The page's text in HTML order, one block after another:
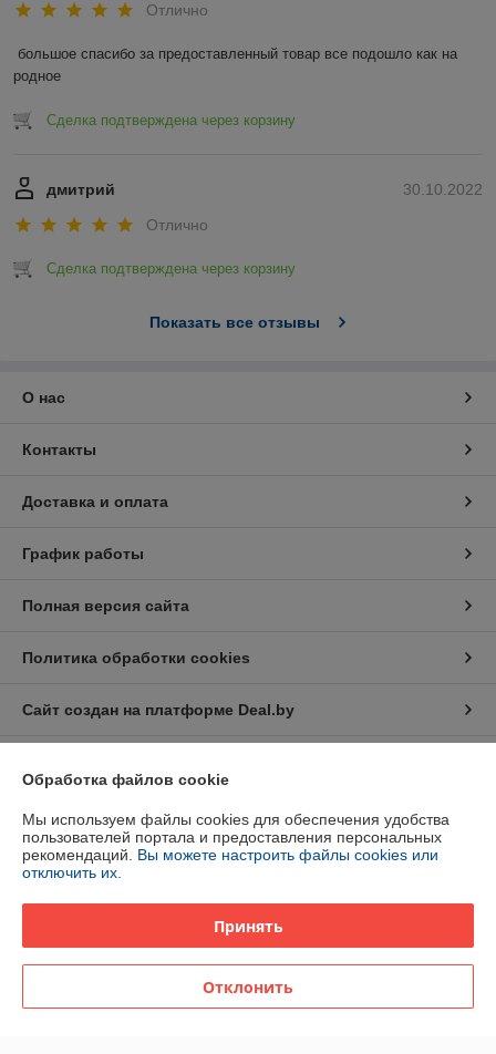
Отлично
большое спасибо за предоставленный товар все подошло как на
родное
Сделка подтверждена через корзину
30.10.2022
дмитрий
Отлично
Сделка подтверждена через корзину
Показать все отзывы
О нас
Контакты
Доставка и оплата
График работы
Полная версия сайта
Политика обработки cookies
Сайт создан на платформе Deal.by
Информация для покупателя
246015, г. Гомель, ул. Хуторянского, 35а
Регистрационный номер ЕГР: 400213102
Регистрационный орган: Гомельский облисполком
Обработка файлов cookie
Мы используем файлы cookies для обеспечения удобства
пользователей портала и предоставления персональных
рекомендаций. Вы можете настроить файлы cookies или
отключить их.
Принять
Отклонить